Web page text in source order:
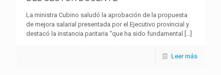
La ministra Cubino saludó la aprobación de la propuesta
de mejora salarial presentada por el Ejecutivo provincial y
destacó la instancia paritaria “que ha sido fundamental […]
Leer más